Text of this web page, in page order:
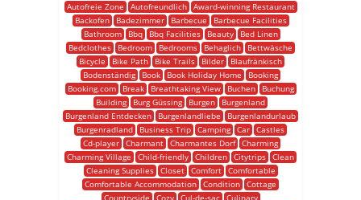
Autofreie Zone
Autofreundlich
Award-winning Restaurant
Backofen
Badezimmer Barbecue
Barbecue Facilities
Bathroom
Bbq Bbq Facilities Beauty
Bed Linen
Bedclothes
Bedroom Bedrooms Behaglich
Bettwäsche
Bicycle
Bike Path Bike Trails Bilder
Blaufränkisch
Bodenständig
Book Book Holiday Home
Booking
Booking.com
Break Breathtaking View Buchen
Buchung
Building
Burg Güssing Burgen
Burgenland
Burgenland Entdecken
Burgenlandliebe
Burgenlandurlaub
Burgenradland
Business Trip Camping Car Castles
Cd-player Charmant Charmantes Dorf Charming
Charming Village
Child-friendly Children Citytrips Clean
Cleaning Supplies
Closet Comfort
Comfortable
Comfortable Accommodation Condition Cottage
Countryside
Cozy Cul-de-sac
Culinary